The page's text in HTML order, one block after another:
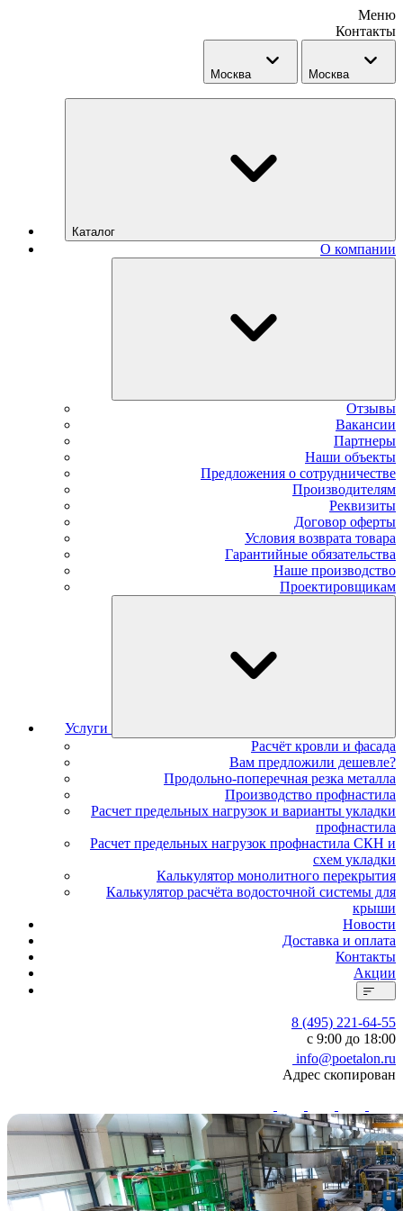
Меню
Контакты
Москва Москва
Каталог
О компании
Отзывы
Вакансии
Партнеры
Наши объекты
Предложения о сотрудничестве
Производителям
Реквизиты
Договор оферты
Условия возврата товара
Гарантийные обязательства
Наше производство
Проектировщикам
Услуги
Расчёт кровли и фасада
Вам предложили дешевле?
Продольно-поперечная резка металла
Производство профнастила
Расчет предельных нагрузок и варианты укладки
профнастила
Расчет предельных нагрузок профнастила СКН и
схем укладки
Калькулятор монолитного перекрытия
Калькулятор расчёта водосточной системы для
крыши
Новости
Доставка и оплата
Контакты
Акции
8 (495) 221-64-55
с 9:00 до 18:00
info@poetalon.ru
Адрес скопирован